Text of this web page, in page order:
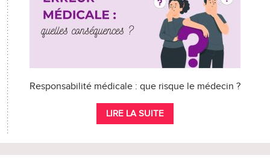
Responsabilité médicale : que risque le médecin ?
LIRE LA SUITE